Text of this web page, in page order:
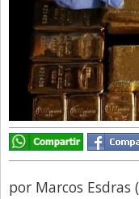
Entrevista
Entrevista Exclusiva
Finanzas
Gastronomia
Internacionales
La Opinión del
Legales
por Marcos Esdras